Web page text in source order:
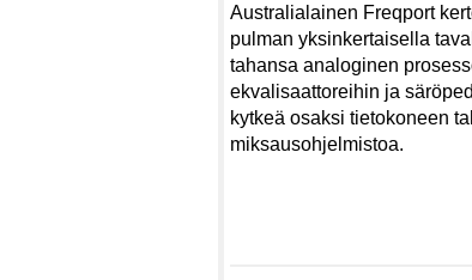
Australialainen Freqport
pulman yksinkertaisella
tahansa analoginen
ekvalisaattoreihin ja
kytkeä osaksi tietokoneen
miksausohjelmistoa.